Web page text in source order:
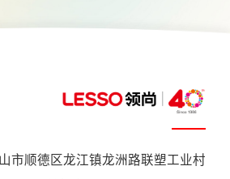
市顺德区龙江镇龙洲路联塑工业村